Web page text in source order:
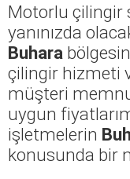
Motorlu çilingir
yanınızda
Buhara
çilingir hizmeti
müşteri
uygun
işletmelerin
konusunda bir